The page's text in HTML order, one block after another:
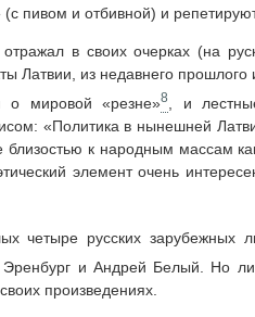
пивом и отбивной) и
в своих очерках (на
Латвии, из недавнего прошлого
о мировой «резне»8
, и
«Политика в нынешней
близостью к народным массам
элемент очень
четыре русских зарубежных
и Андрей Белый. Но
произведениях.